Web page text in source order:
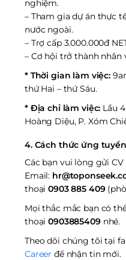
nghiệm.
– Tham gia dự án thực
nước ngoài.
– Trợ cấp 3.000.000đ
– Cơ hội trở thành nhân
* Thời gian làm việc:
thứ Hai – thứ Sáu.
* Địa chỉ làm việc: Lầu
Hoàng Diệu, P. Xóm
4. Cách thức ứng tuyển
Các bạn vui lòng gửi
Email:
thoại0903 885 409
Mọi thắc mắc bạn có
thoại0903885409 nhé.
Theo dõi chúng tôi tại
Career để nhận tin mới.